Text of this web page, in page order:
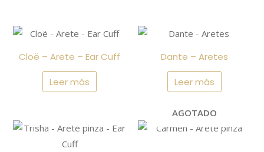
pueden
elegir
en
la
de
producto
Cloë – Arete – Ear Cuff
Leer más
Dante – Aretes
Leer más
Este
producto
AGOTADO